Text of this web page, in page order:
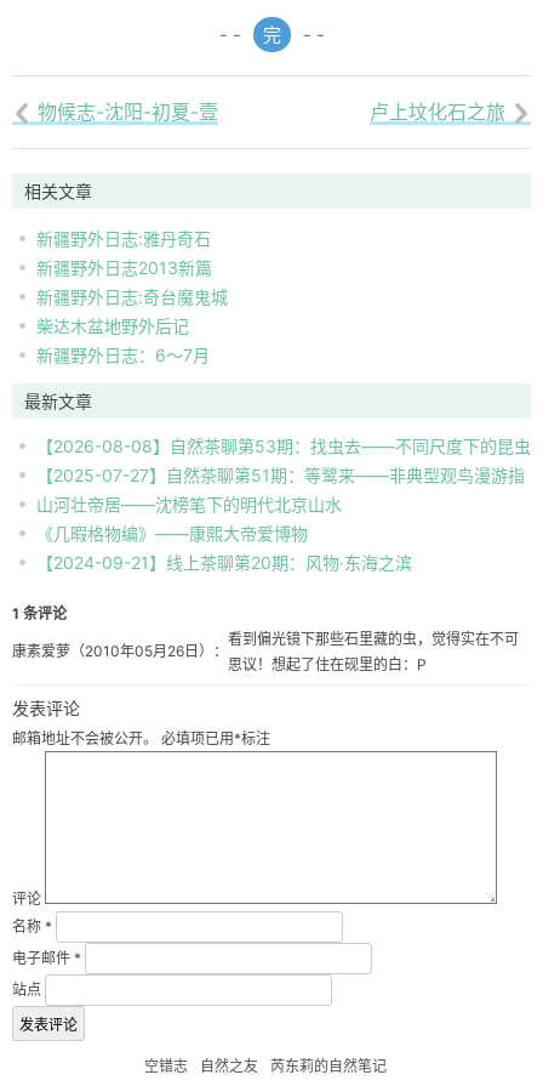
- - 完 - -
 物候志-沈阳-初夏-壹 卢上坟化石之旅 
相关文章
新疆野外日志:雅丹奇石
新疆野外日志2013新篇
新疆野外日志:奇台魔鬼城
柴达木盆地野外后记
新疆野外日志：6～7月
最新文章
【2026-08-08】自然茶聊第53期：找虫去——不同尺度下的昆虫
自然观察
【2025-07-27】自然茶聊第51期：等鹭来——非典型观鸟漫游指
南
山河壮帝居——沈榜笔下的明代北京山水
《几暇格物编》——康熙大帝爱博物
【2024-09-21】线上茶聊第20期：风物·东海之滨
1 条评论
康素爱萝 （2010年05月26日）：
看到偏光镜下那些石里藏的虫，觉得实在不可
思议！想起了住在砚里的白：P
发表评论
邮箱地址不会被公开。 必填项已用*标注
评论
名称 *
电子邮件 *
站点
空错志 自然之友 芮东莉的自然笔记